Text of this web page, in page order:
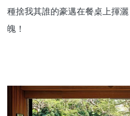
種捨我其誰的豪邁在餐桌上揮
魄！